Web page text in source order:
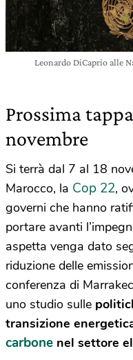
Leonardo DiCaprio alle
Prossima
novembre
Si terrà dal 7 al 18
Marocco, la Cop 22,
governi che hanno
portare avanti
aspetta venga dato
riduzione delle
conferenza di
uno studio sulle
transizione
carbone nel settore